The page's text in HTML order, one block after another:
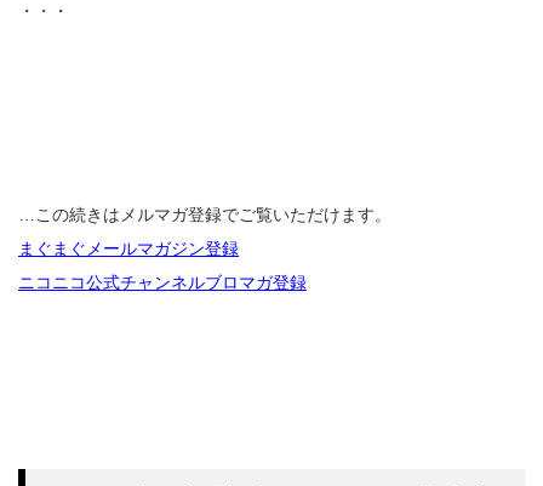
・・・
…この続きはメルマガ登録でご覧いただけます。
まぐまぐメールマガジン登録
ニコニコ公式チャンネルブロマガ登録